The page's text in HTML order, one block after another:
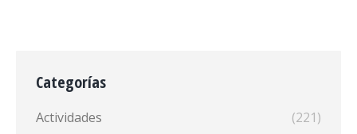
Categorías
Actividades
(221)